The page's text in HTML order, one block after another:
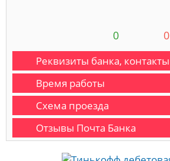
0 0
Реквизиты банка, контакты
Время работы
Схема проезда
Отзывы Почта Банка